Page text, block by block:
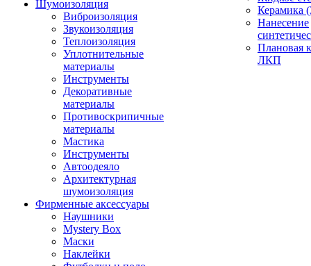
Шумоизоляция
Виброизоляция
Звукоизоляция
Теплоизоляция
Уплотнительные
материалы
Инструменты
Декоративные
материалы
Противоскрипичные
материалы
Мастика
Инструменты
Автоодеяло
Архитектурная
шумоизоляция
Фирменные аксессуары
Наушники
Mystery Box
Маски
Наклейки
Керамика
Нанесение
Плановая
ЛКП